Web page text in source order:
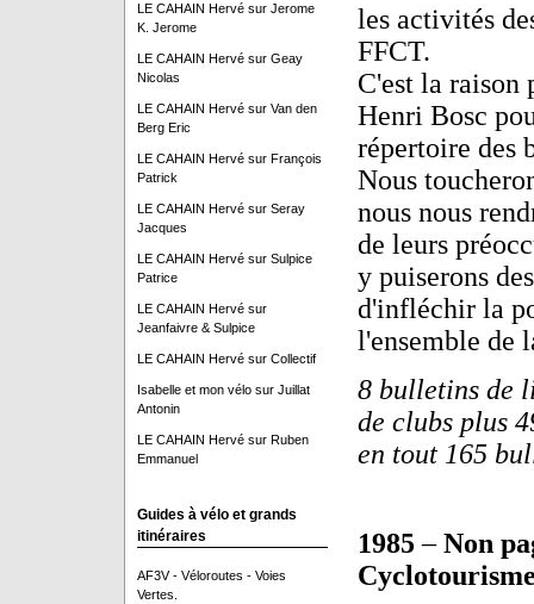
LE CAHAIN Hervésur Jerome
K. Jerome
LE CAHAIN Hervésur Geay
Nicolas
LE CAHAIN Hervésur Van den
Berg Eric
LE CAHAIN Hervésur François
Patrick
LE CAHAIN Hervésur Seray
Jacques
LE CAHAIN Hervésur Sulpice
Patrice
LE CAHAIN Hervésur
Jeanfaivre & Sulpice
LE CAHAIN Hervésur Collectif
Isabelle et mon vélosur Juillat
Antonin
LE CAHAIN Hervésur Ruben
Emmanuel
Guides à vélo et grands
itinéraires
AF3V - Véloroutes - Voies
Vertes.
les activités
FFCT.
C'est la raison
Henri Bosc
répertoire des
Nous
nous nous
de leurs
y puiserons
d'infléchir la
l'ensemble de
8 bulletins de
de clubs plus
en tout 165
1985–Non